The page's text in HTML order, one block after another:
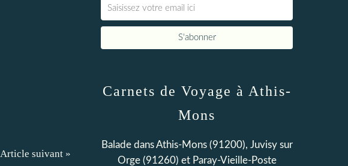
Article suivant »
Carnets de Voyage à Athis-
Mons
Balade dans Athis-Mons (91200), Juvisy sur
Orge (91260) et Paray-Vieille-Poste